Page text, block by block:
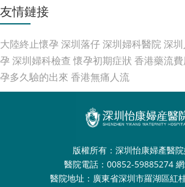
友情鏈接
大陸終止懷孕 深圳落仔深圳婦科醫院深
孕 深圳婦科檢查 懷孕初期症狀 香港藥流費
孕多久驗的出來 香港無痛人流
版權所有：深圳怡康婦產醫
醫院電話：00852-59885274
醫院地址：廣東省深圳市羅湖區紅